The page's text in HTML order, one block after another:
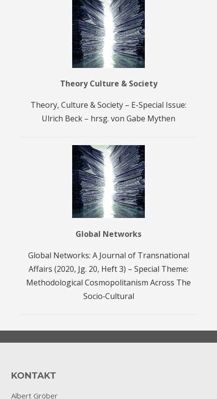
Theory Culture & Society
Theory, Culture & Society – E-Special Issue:
Ulrich Beck – hrsg. von Gabe Mythen
Global Networks
Global Networks: A Journal of Transnational
Affairs (2020, Jg. 20, Heft 3) – Special Theme:
Methodological Cosmopolitanism Across The
Socio‐Cultural
KONTAKT
Albert Gröber